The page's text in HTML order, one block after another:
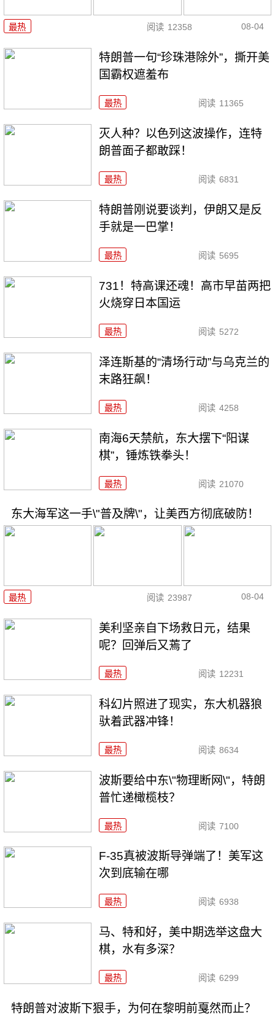
最热 阅读 12358 08-04
特朗普一句“珍珠港除外”，撕开美
国霸权遮羞布
最热 阅读 11365
灭人种？以色列这波操作，连特
朗普面子都敢踩！
最热 阅读 6831
特朗普刚说要谈判，伊朗又是反
手就是一巴掌！
最热 阅读 5695
731！特高课还魂！高市早苗两把
火烧穿日本国运
最热 阅读 5272
泽连斯基的“清场行动”与乌克兰的
末路狂飙！
最热 阅读 4258
南海6天禁航，东大摆下“阳谋
棋”，锤炼铁拳头！
最热 阅读 21070
东大海军这一手\"普及牌\"，让美西方彻底破防！
最热 阅读 23987 08-04
美利坚亲自下场救日元，结果
呢？回弹后又蔫了
最热 阅读 12231
科幻片照进了现实，东大机器狼
驮着武器冲锋！
最热 阅读 8634
波斯要给中东\"物理断网\"，特朗
普忙递橄榄枝？
最热 阅读 7100
F-35真被波斯导弹端了！美军这
次到底输在哪
最热 阅读 6938
马、特和好，美中期选举这盘大
棋，水有多深？
最热 阅读 6299
特朗普对波斯下狠手，为何在黎明前戛然而止？